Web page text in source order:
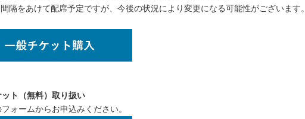
隔をあけて配席予定ですが、今後の状況により変更になる可能性がございます。
ト（無料）取り扱い
ォームからお申込みください。